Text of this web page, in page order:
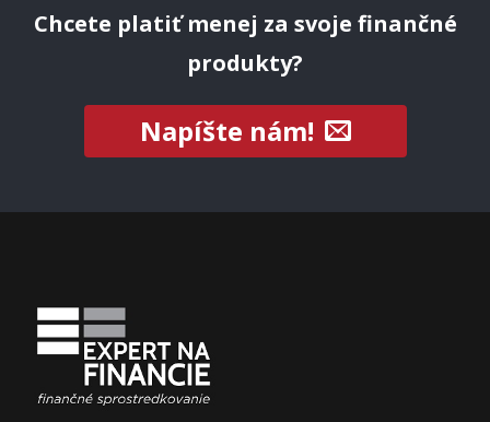
Chcete platiť menej za svoje finančné
produkty?
Napíšte nám!